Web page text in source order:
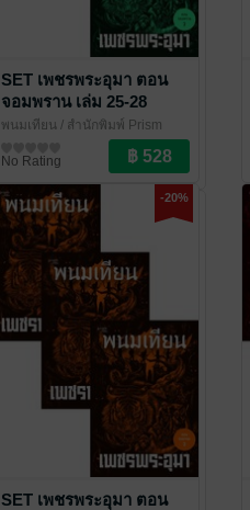
SET เพชรพระอุมา ตอน
จอมพราน เล่ม 25-28
พนมเทียน / สำนักพิมพ์ Prism
นิยายผจญภัย/บู๊แอกชัน
No Rating
-20%
SET เพชรพระอุมา ตอน